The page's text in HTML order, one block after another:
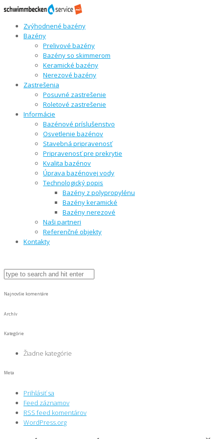
Zvýhodnené bazény
Bazény
Prelivové bazény
Bazény so skimmerom
Keramické bazény
Nerezové bazény
Zastrešenia
Posuvné zastrešenie
Roletové zastrešenie
Informácie
Bazénové príslušenstvo
Osvetlenie bazénov
Stavebná pripravenosť
Pripravenosť pre prekrytie
Kvalita bazénov
Úprava bazénovej vody
Technologický popis
Bazény z polypropylénu
Bazény keramické
Bazény nerezové
Naši partneri
Referenčné objekty
Kontakty
Najnovšie komentáre
Archív
Kategórie
Žiadne kategórie
Meta
Prihlásiť sa
Feed záznamov
RSS feed komentárov
WordPress.org